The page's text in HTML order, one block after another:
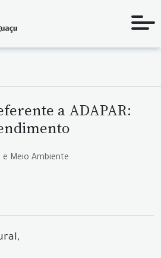
a ADAPAR:
Meio Ambiente